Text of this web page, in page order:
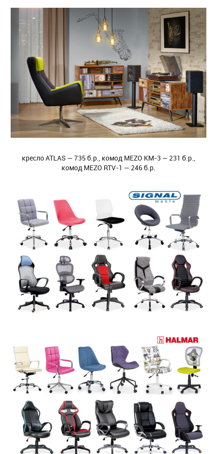
кресло ATLAS — 735 б.р., комод MEZO KM-3 — 231 б.р.,
комод MEZO RTV-1 — 246 б.р.